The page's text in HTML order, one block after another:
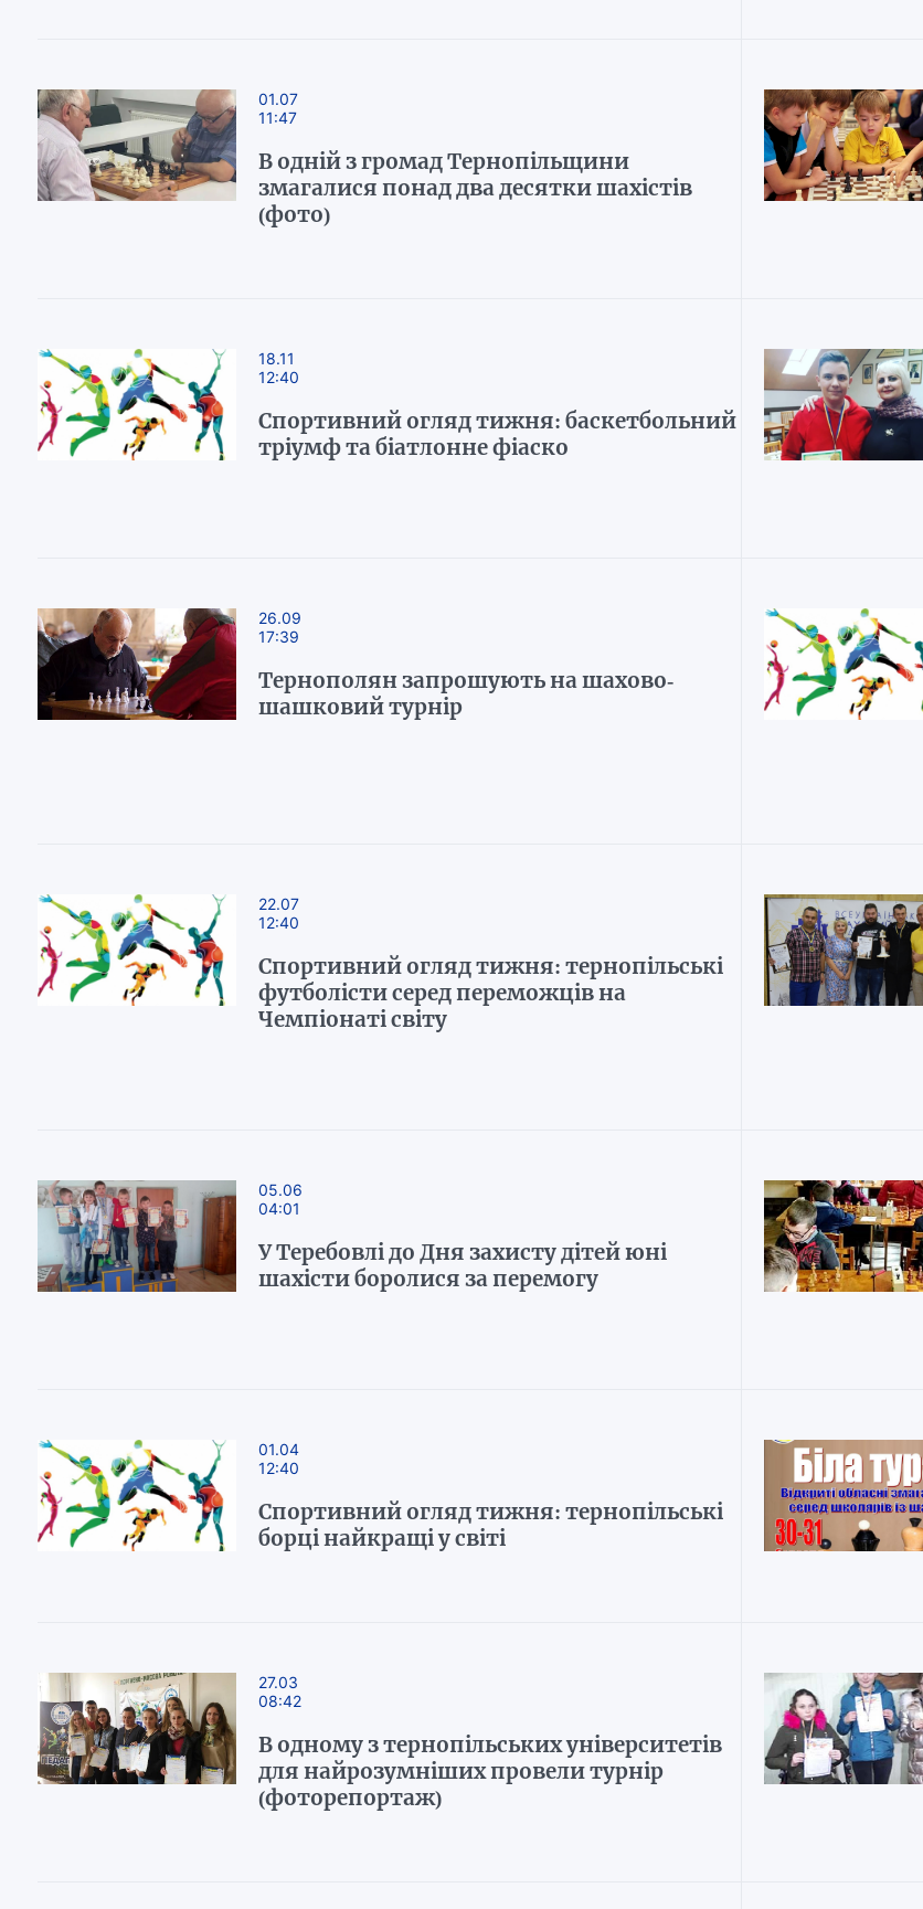
01.07
11:47
В одній з громад Тернопільщини
змагалися понад два десятки шахістів
(фото)
18.11
12:40
Спортивний огляд тижня: баскетбольний
тріумф та біатлонне фіаско
26.09
17:39
Тернополян запрошують на шахово-
шашковий турнір
22.07
12:40
Спортивний огляд тижня: тернопільські
футболісти серед переможців на
Чемпіонаті світу
05.06
04:01
У Теребовлі до Дня захисту дітей юні
шахісти боролися за перемогу
01.04
12:40
Спортивний огляд тижня: тернопільські
борці найкращі у світі
27.03
08:42
В одному з тернопільських університетів
для найрозумніших провели турнір
(фоторепортаж)